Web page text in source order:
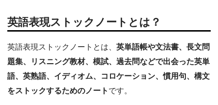
英語表現ストックノートとは？
英語表現ストックノートとは、 英単語帳や文法書、長文問
題集、リスニング教材、模試、過去問などで出会った英単
語、英熟語、イディオム、コロケーション、慣用句、構文
をストックするためのノート です。